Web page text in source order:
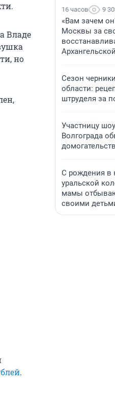
Владе
но
.
16 часов 9
«Вам зачем
Москвы за
Сезон
области:
штруделя за
Участницу
Волгограда
С рождения в
уральской
мамы
своими